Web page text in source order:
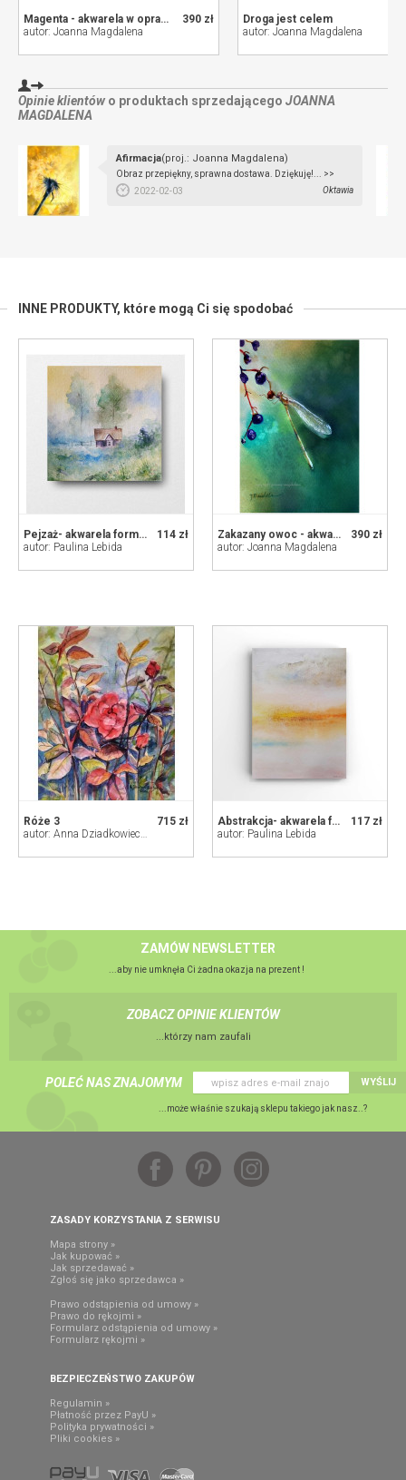
390 zł
Magenta - akwarela w oprawie
autor: Joanna Magdalena
Droga jest celem
autor: Joanna Magdalena
Opinie klientów o produktach sprzedającego JOANNA
MAGDALENA
Afirmacja(proj.: Joanna Magdalena)
Obraz przepiękny, sprawna dostawa. Dziękuję!... >>
2022-02-03
Oktawia
INNE PRODUKTY, które mogą Ci się spodobać
114 zł
Pejzaż- akwarela formatu 20/20 cm
autor: Paulina Lebida
390 zł
Zakazany owoc - akwarela w oprawie
autor: Joanna Magdalena
715 zł
Róże 3
autor: Anna Dziadkowiec-Bisztyga
117 zł
Abstrakcja- akwarela formatu 32/24 cm
autor: Paulina Lebida
ZAMÓW NEWSLETTER
...aby nie umknęła Ci żadna okazja na prezent !
ZOBACZ OPINIE KLIENTÓW
...którzy nam zaufali
POLEĆ NAS ZNAJOMYM WYŚLIJ
...może właśnie szukają sklepu takiego jak nasz..?
ZASADY KORZYSTANIA Z SERWISU
Mapa strony »
Jak kupować »
Jak sprzedawać »
Zgłoś się jako sprzedawca »
Prawo odstąpienia od umowy »
Prawo do rękojmi »
Formularz odstąpienia od umowy »
Formularz rękojmi »
BEZPIECZEŃSTWO ZAKUPÓW
Regulamin »
Płatność przez PayU »
Polityka prywatności »
Pliki cookies »